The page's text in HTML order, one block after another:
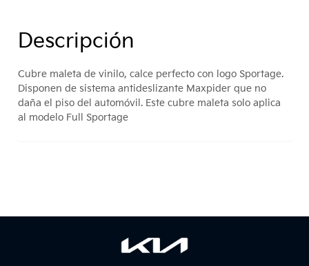
Descripción
Cubre maleta de vinilo, calce perfecto con logo Sportage.
Disponen de sistema antideslizante Maxpider que no
daña el piso del automóvil. Este cubre maleta solo aplica
al modelo Full Sportage